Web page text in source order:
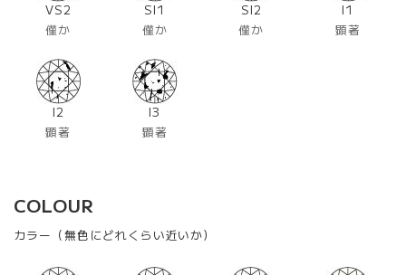
VS2
僅か
SI1
僅か
SI2
僅か
I1
顕著
I2
顕著
I3
顕著
COLOUR
カラー（無色にどれくらい近いか）